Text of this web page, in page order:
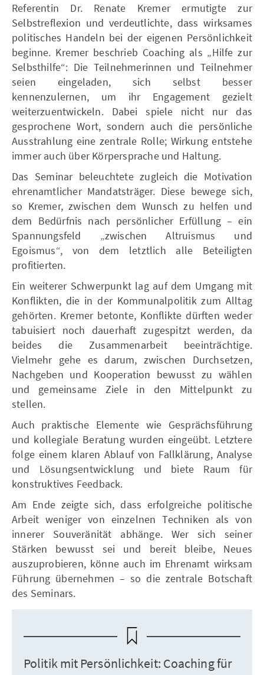
Referentin Dr. Renate Kremer ermutigte zur
Selbstreflexion und verdeutlichte, dass wirksames
politisches Handeln bei der eigenen Persönlichkeit
beginne. Kremer beschrieb Coaching als „Hilfe zur
Selbsthilfe“: Die Teilnehmerinnen und Teilnehmer
seien eingeladen, sich selbst besser
kennenzulernen, um ihr Engagement gezielt
weiterzuentwickeln. Dabei spiele nicht nur das
gesprochene Wort, sondern auch die persönliche
Ausstrahlung eine zentrale Rolle; Wirkung entstehe
immer auch über Körpersprache und Haltung.
Das Seminar beleuchtete zugleich die Motivation
ehrenamtlicher Mandatsträger. Diese bewege sich,
so Kremer, zwischen dem Wunsch zu helfen und
dem Bedürfnis nach persönlicher Erfüllung – ein
Spannungsfeld „zwischen Altruismus und
Egoismus“, von dem letztlich alle Beteiligten
profitierten.
Ein weiterer Schwerpunkt lag auf dem Umgang mit
Konflikten, die in der Kommunalpolitik zum Alltag
gehörten. Kremer betonte, Konflikte dürften weder
tabuisiert noch dauerhaft zugespitzt werden, da
beides die Zusammenarbeit beeinträchtige.
Vielmehr gehe es darum, zwischen Durchsetzen,
Nachgeben und Kooperation bewusst zu wählen
und gemeinsame Ziele in den Mittelpunkt zu
stellen.
Auch praktische Elemente wie Gesprächsführung
und kollegiale Beratung wurden eingeübt. Letztere
folge einem klaren Ablauf von Fallklärung, Analyse
und Lösungsentwicklung und biete Raum für
konstruktives Feedback.
Am Ende zeigte sich, dass erfolgreiche politische
Arbeit weniger von einzelnen Techniken als von
innerer Souveränität abhänge. Wer sich seiner
Stärken bewusst sei und bereit bleibe, Neues
auszuprobieren, könne auch im Ehrenamt wirksam
Führung übernehmen – so die zentrale Botschaft
des Seminars.
Politik mit Persönlichkeit: Coaching für